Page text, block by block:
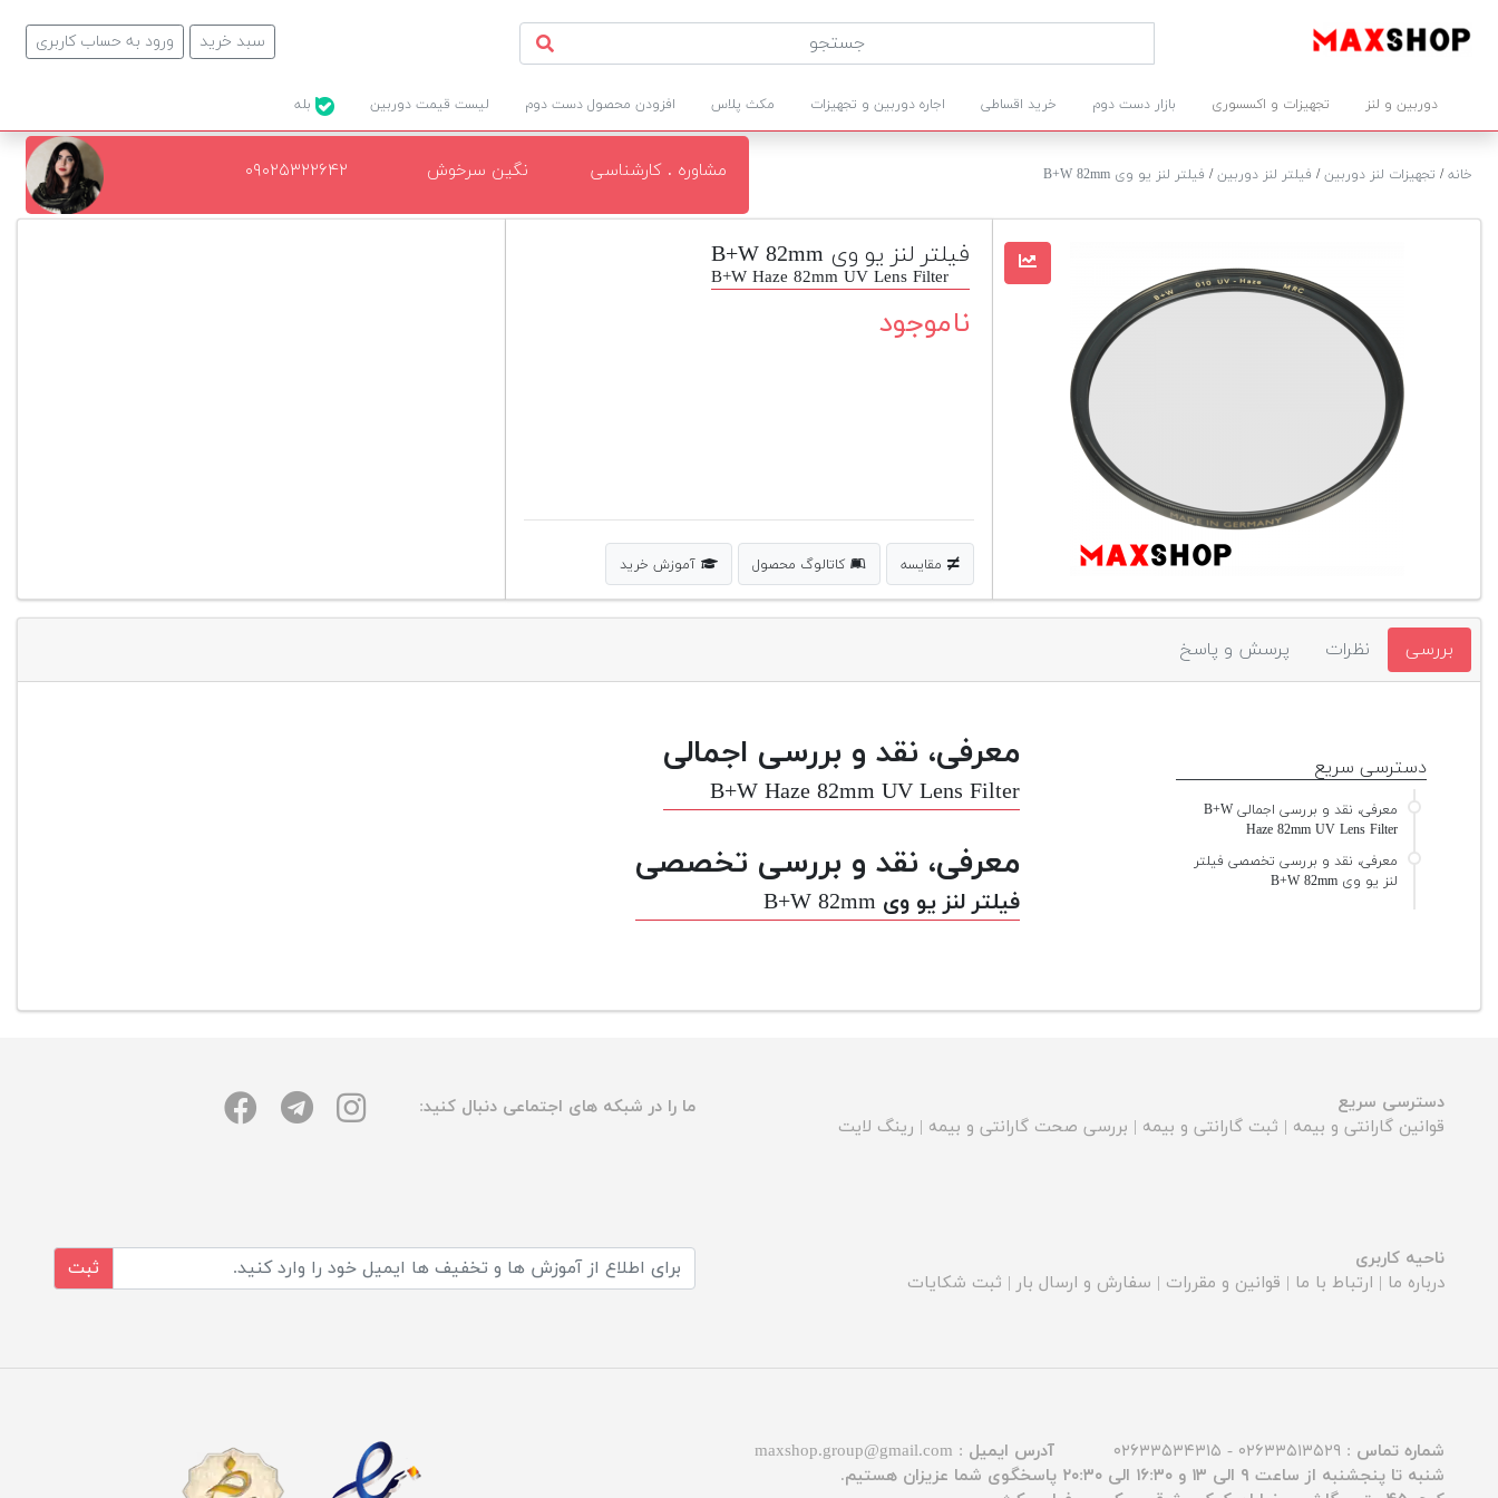
ورود به حساب کاربری سبد خرید
دوربین و لنز تجهیزات و اکسسوری بازار دست دوم خرید اقساطی اجاره دوربین و تجهیزات مکث پلاس افزودن محصول دست دوم لیست قیمت دوربین
خانه/ تجهیزات لنز دوربین/ فیلتر لنز دوربین/ فیلتر لنز یو وی B+W 82mm مشاوره . کارشناسی نگین سرخوش ۰۹۰۲۵۳۲۲۶۴۲
فیلتر لنز یو وی B+W 82mm
B+W Haze 82mm UV Lens Filter
ناموجود
مقایسه کاتالوگ محصول آموزش خرید
بررسی نظرات پرسش و پاسخ
معرفی، نقد و بررسی اجمالی
B+W Haze 82mm UV Lens Filter
معرفی، نقد و بررسی تخصصی
فیلتر لنز یو وی B+W 82mm
دسترسی سریع
معرفی، نقد و بررسی اجمالی B+W
Haze 82mm UV Lens Filter
معرفی، نقد و بررسی تخصصی فیلتر
لنز یو وی B+W 82mm
دسترسی سریع
قوانین گارانتی و بیمه | ثبت گارانتی و بیمه | بررسی صحت گارانتی و بیمه | رینگ لایت
ما را در شبکه های اجتماعی دنبال کنید:
ناحیه کاربری
درباره ما | ارتباط با ما | قوانین و مقررات | سفارش و ارسال بار | ثبت شکایات
ثبت
شماره تماس : ۰۲۶۳۳۵۱۳۵۲۹ - ۰۲۶۳۳۵۳۴۳۱۵ آدرس ایمیل : maxshop.group@gmail.com
شنبه تا پنجشنبه از ساعت ۹ الی ۱۳ و ۱۶:۳۰ الی ۲۰:۳۰ پاسخگوی شما عزیزان هستیم.